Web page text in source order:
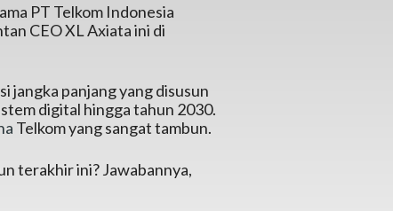
PT Telkom Indonesia
CEO XL Axiata ini di
jangka panjang yang disusun
digital hingga tahun 2030.
Telkom yang sangat tambun.
terakhir ini? Jawabannya,